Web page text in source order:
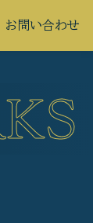
お問い合わせ